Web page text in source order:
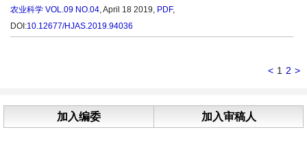
农业科学 VOL.09 NO.04, April 18 2019, PDF,
DOI:10.12677/HJAS.2019.94036
< 1 2 >
加入编委 加入审稿人